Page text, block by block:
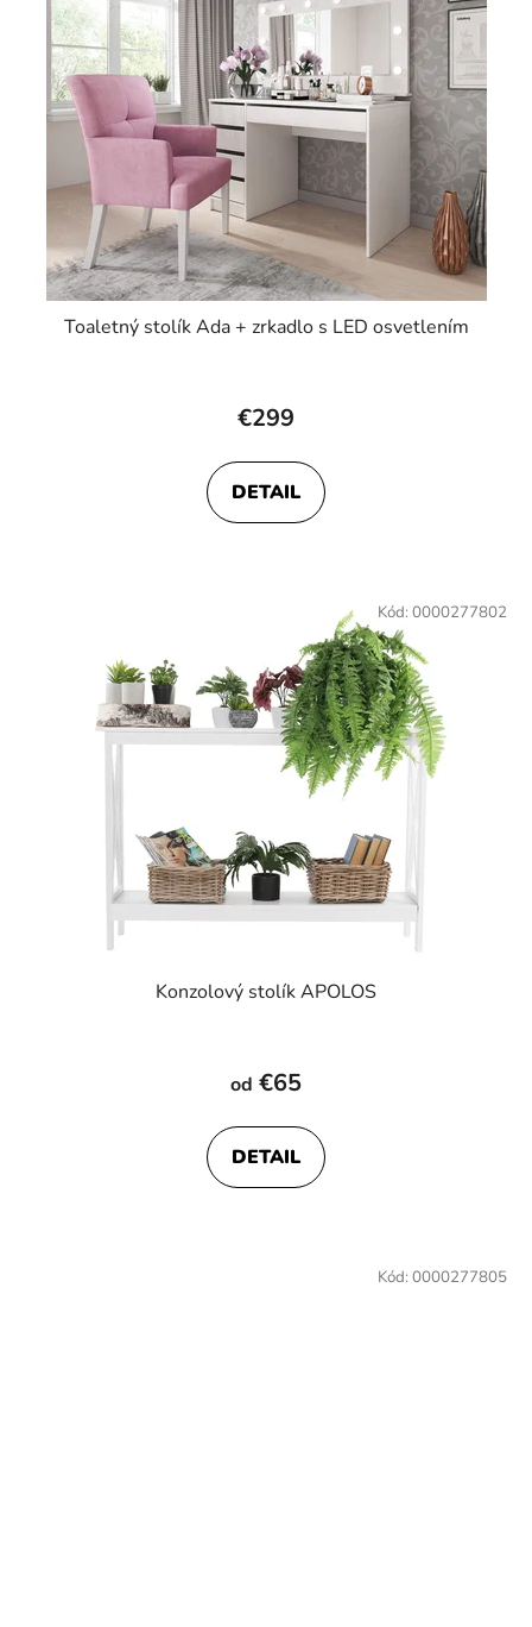
Toaletný stolík Ada + zrkadlo s LED osvetlením
hodnotenie
je
4,6
€299
DETAIL
Konzolový stolík APOLOS
od €65
DETAIL
Kód: 0000277802
Kód: 0000277805